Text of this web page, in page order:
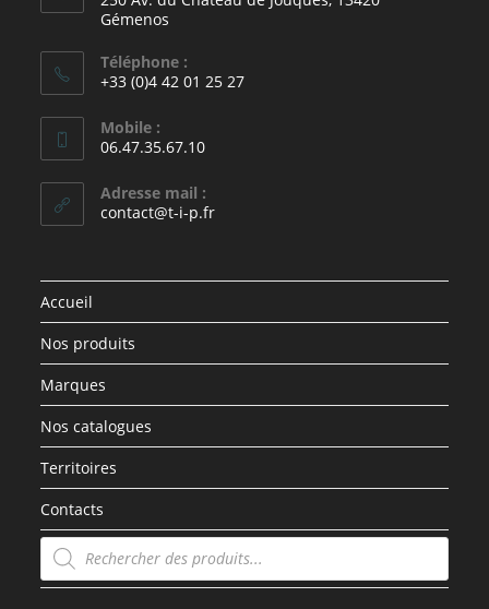
Gémenos
Téléphone :
+33 (0)4 42 01 25 27
Mobile :
06.47.35.67.10
Adresse mail :
contact@t-i-p.fr
Accueil
Nos produits
Marques
Nos catalogues
Territoires
Contacts
Recherche
de
produits